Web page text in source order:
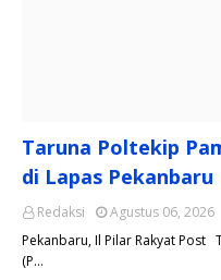
Taruna Poltekip
di Lapas Pekanbaru
Redaksi
Agustus 06, 2026
Pekanbaru, Il Pilar Rakyat Post
(P…